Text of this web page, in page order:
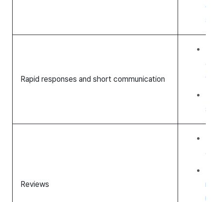
Rapid responses and short communication
Reviews